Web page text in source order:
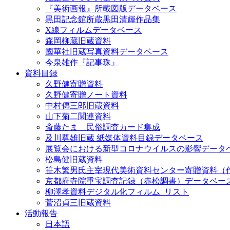
『美術画報』所載図版データベース
黒田記念館所蔵黒田清輝作品集
X線フィルムデータベース
森岡柳蔵旧蔵資料
國華社旧蔵写真資料データベース
今泉雄作『記事珠』
資料目録
久野健寄贈資料
久野健寄贈ノート資料
中村傳三郎旧蔵資料
山下菊二関連資料
斎藤たま 民俗調査カード集成
及川尊雄旧蔵 紙媒体資料目録データベース
展覧会における新型コロナウイルスの影響データ
松島健旧蔵資料
笹木繁男氏主宰現代美術資料センター寄贈資料（
京都府寺院重宝調査記録（赤松調書）データベー
柳澤孝資料デジタル化フィルム_リスト
菅沼貞三旧蔵資料
活動報告
日本語